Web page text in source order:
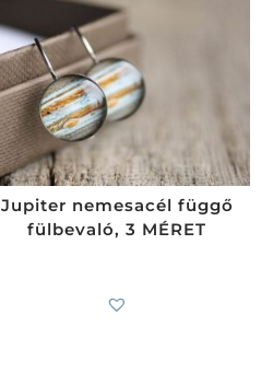
Jupiter nemesacél függő
fülbevaló, 3 MÉRET